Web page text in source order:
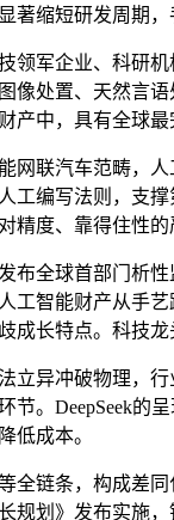
著缩短研发周期，
企业、科研机
像处置、天然言
产中，具有全球
联汽车范畴，人
工编写法则，支
精度、靠得住性的
全球首部门析性
工智能财产从手
长特点。科技龙
异冲破物理，行
节。DeepSeek的
低成本。
链条，构成差同
规划》发布实施